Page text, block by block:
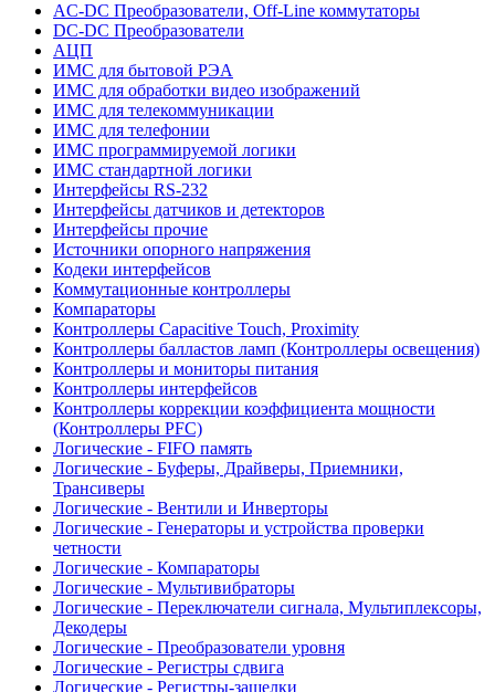
AC-DC Преобразователи, Off-Line коммутаторы
DC-DC Преобразователи
АЦП
ИМС для бытовой РЭА
ИМС для обработки видео изображений
ИМС для телекоммуникации
ИМС для телефонии
ИМС программируемой логики
ИМС стандартной логики
Интерфейсы RS-232
Интерфейсы датчиков и детекторов
Интерфейсы прочие
Источники опорного напряжения
Кодеки интерфейсов
Коммутационные контроллеры
Компараторы
Контроллеры Capacitive Touch, Proximity
Контроллеры балластов ламп (Контроллеры освещения)
Контроллеры и мониторы питания
Контроллеры интерфейсов
Контроллеры коррекции коэффициента мощности
(Контроллеры PFC)
Логические - FIFO память
Логические - Буферы, Драйверы, Приемники,
Трансиверы
Логические - Вентили и Инверторы
Логические - Генераторы и устройства проверки
четности
Логические - Компараторы
Логические - Мультивибраторы
Логические - Переключатели сигнала, Мультиплексоры,
Декодеры
Логические - Преобразователи уровня
Логические - Регистры сдвига
Логические - Регистры-защелки